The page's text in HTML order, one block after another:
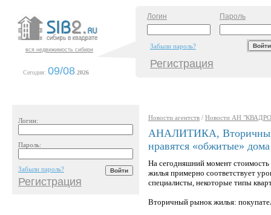
вся недвижимость сибири
Сегодня: 09/08 2026
Логин Пароль
Забыли пароль?
Регистрация
Логин:
Пароль:
Забыли пароль?
Регистрация
Новости агентств / Новости АН
АНАЛИТИКА, Вторичный
нравятся «обжитые» дома
На сегодняшний момент стоимость
жилья примерно соответствует
специалисты, некоторые типы
Вторичный рынок жилья: